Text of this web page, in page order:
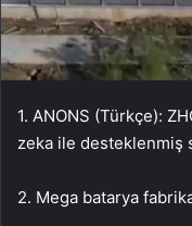
1. ANONS (Türkçe):
zeka ile desteklenmiş
2. Mega batarya